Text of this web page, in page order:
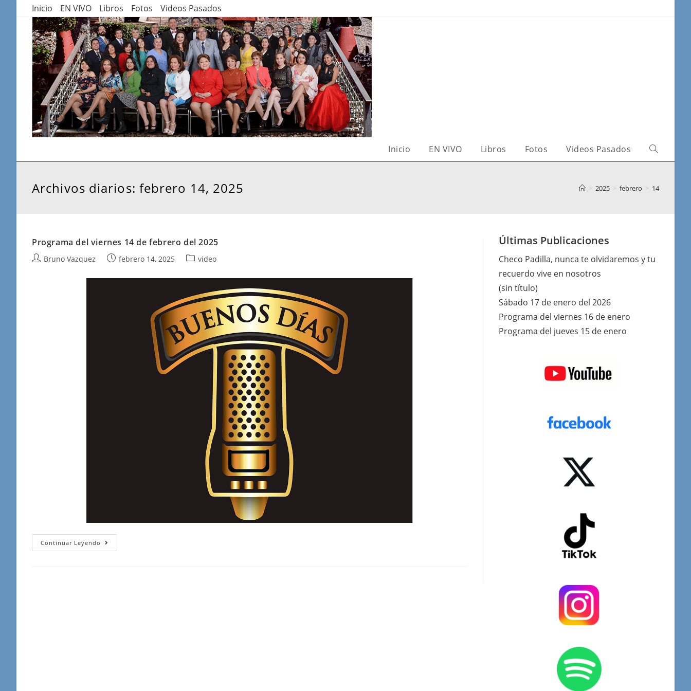
contenido
Inicio EN VIVO Libros Fotos Videos Pasados
Inicio EN VIVO Libros Fotos Videos Pasados
Archivos diarios: febrero 14, 2025 > 2025 > febrero > 14
Programa del viernes 14 de febrero del 2025
AutorBruno Vazquez
Publicación
la
febrero 14, 2025
Categoría
la
entrada:
video
Continuar Leyendo Programa
Del
Últimas Publicaciones
Checo Padilla, nunca te olvidaremos y tu
recuerdo vive en nosotros
(sin título)
Sábado 17 de enero del 2026
Programa del viernes 16 de enero
Programa del jueves 15 de enero